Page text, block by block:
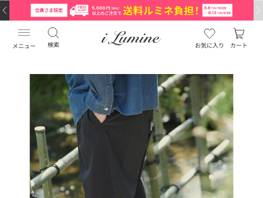
メニュー 検索 お気に入り カート